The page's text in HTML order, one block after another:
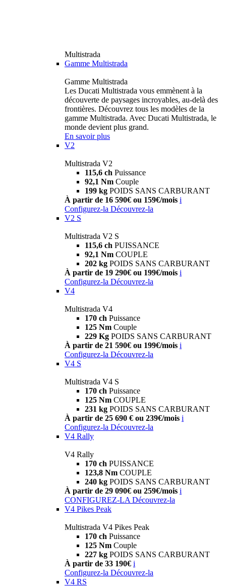
Multistrada
Gamme Multistrada
Gamme Multistrada
Les Ducati Multistrada vous emmènent à la
découverte de paysages incroyables, au-delà des
frontières. Découvrez tous les modèles de la
gamme Multistrada. Avec Ducati Multistrada, le
monde devient plus grand.
En savoir plus
V2
Multistrada V2
115,6 ch Puissance
92,1 Nm Couple
199 kg POIDS SANS CARBURANT
À partir de 16 590€ ou 159€/mois i
Configurez-la Découvrez-la
V2 S
Multistrada V2 S
115,6 ch PUISSANCE
92,1 Nm COUPLE
202 kg POIDS SANS CARBURANT
À partir de 19 290€ ou 199€/mois i
Configurez-la Découvrez-la
V4
Multistrada V4
170 ch Puissance
125 Nm Couple
229 Kg POIDS SANS CARBURANT
À partir de 21 590€ ou 199€/mois i
Configurez-la Découvrez-la
V4 S
Multistrada V4 S
170 ch Puissance
125 Nm COUPLE
231 kg POIDS SANS CARBURANT
À partir de 25 690 € ou 239€/mois i
Configurez-la Découvrez-la
V4 Rally
V4 Rally
170 ch PUISSANCE
123,8 Nm COUPLE
240 kg POIDS SANS CARBURANT
À partir de 29 090€ ou 259€/mois i
CONFIGUREZ-LA Découvrez-la
V4 Pikes Peak
Multistrada V4 Pikes Peak
170 ch Puissance
125 Nm Couple
227 kg POIDS SANS CARBURANT
À partir de 33 190€ i
Configurez-la Découvrez-la
V4 RS